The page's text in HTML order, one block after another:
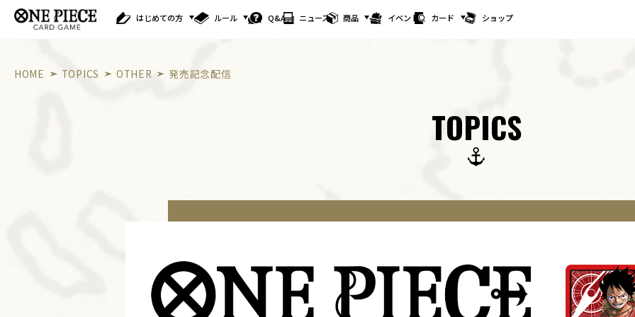
はじめての方 ルール Q&A ニュース 商品 イベント カード ショップ
HOME TOPICS OTHER 発売記念配信
TOPICS